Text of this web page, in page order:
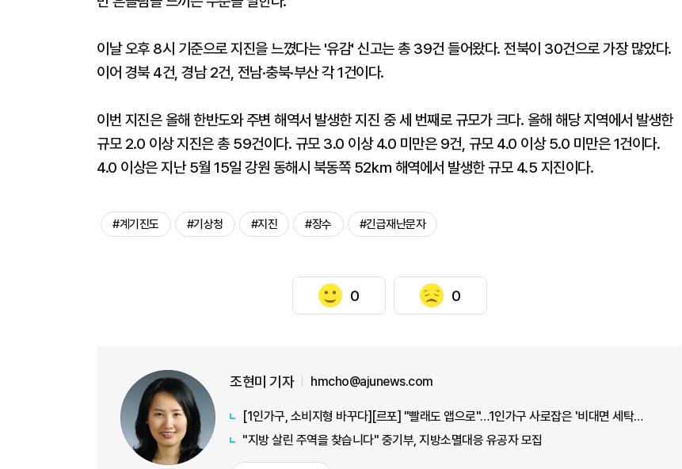
이날 오후 8시 기준으로 지진을 느꼈다는 '유감' 신고는 총 39건 들어왔다. 전북이 30건으로 가장 많았다.
이어 경북 4건, 경남 2건, 전남·충북·부산 각 1건이다.
이번 지진은 올해 한반도와 주변 해역서 발생한 지진 중 세 번째로 규모가 크다. 올해 해당 지역에서 발생한
규모 2.0 이상 지진은 총 59건이다. 규모 3.0 이상 4.0 미만은 9건, 규모 4.0 이상 5.0 미만은 1건이다.
4.0 이상은 지난 5월 15일 강원 동해시 북동쪽 52㎞ 해역에서 발생한 규모 4.5 지진이다.
#계기진도 #기상청 #지진 #장수 #긴급재난문자
0 0
조현미 기자 hmcho@ajunews.com
[1인가구, 소비지형 바꾸다][르포] "빨래도 앱으로"…1인가구 사로잡은 '비대면 세탁공장'
"지방 살린 주역을 찾습니다" 중기부, 지방소멸대응 유공자 모집